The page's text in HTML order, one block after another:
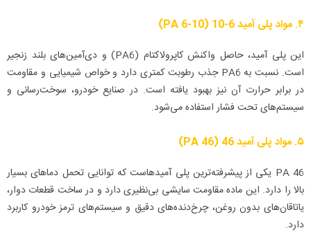
۴. مواد پلی آمید 6-10 (PA 6-10)
این پلی آمید، حاصل واکنش کاپرولاکتام (PA6) و دی‌آمین‌های بلند زنجیر
است. نسبت به PA6 جذب رطوبت کمتری دارد و خواص شیمیایی و مقاومت
در برابر حرارت آن نیز بهبود یافته است. در صنایع خودرو، سوخت‌رسانی و
سیستم‌های تحت فشار استفاده می‌شود.
۵. مواد پلی آمید 46 (PA 46)
PA 46 یکی از پیشرفته‌ترین پلی آمیدهاست که توانایی تحمل دماهای بسیار
بالا را دارد. این ماده مقاومت سایشی بی‌نظیری دارد و در ساخت قطعات دوار،
یاتاقان‌های بدون روغن، چرخ‌دنده‌های دقیق و سیستم‌های ترمز خودرو کاربرد
دارد.